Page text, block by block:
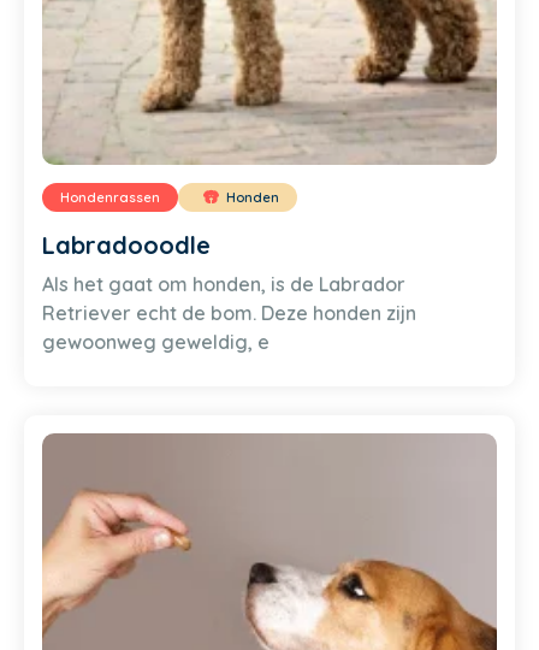
Hondenrassen Honden
Labradooodle
Als het gaat om honden, is de Labrador
Retriever echt de bom. Deze honden zijn
gewoonweg geweldig, e